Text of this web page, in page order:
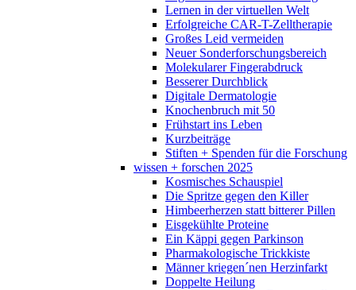
Lernen in der virtuellen Welt
Erfolgreiche CAR-T-Zelltherapie
Großes Leid vermeiden
Neuer Sonderforschungsbereich
Molekularer Fingerabdruck
Besserer Durchblick
Digitale Dermatologie
Knochenbruch mit 50
Frühstart ins Leben
Kurzbeiträge
Stiften + Spenden für die Forschung
wissen + forschen 2025
Kosmisches Schauspiel
Die Spritze gegen den Killer
Himbeerherzen statt bitterer Pillen
Eisgekühlte Proteine
Ein Käppi gegen Parkinson
Pharmakologische Trickkiste
Männer kriegen´nen Herzinfarkt
Doppelte Heilung